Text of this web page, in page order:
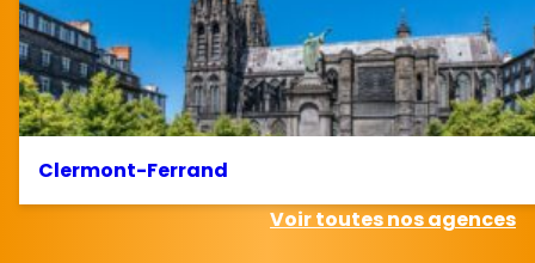
Clermont-Ferrand
Voir toutes nos agences